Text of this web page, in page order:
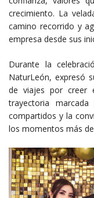
crecimiento. La
camino recorrido y
empresa desde sus
Durante la
NaturLeón, expresó
de viajes por creer
trayectoria
compartidos y la
los momentos más